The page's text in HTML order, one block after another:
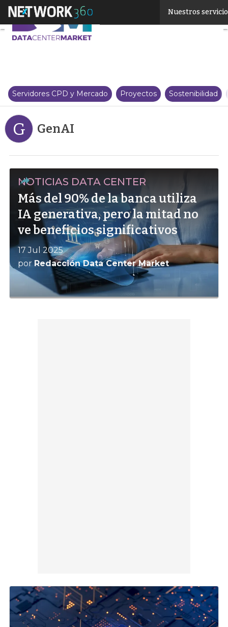
Nuestros
Servidores CPD y Mercado Proyectos Sostenibilidad
G GenAI
NOTICIAS DATA CENTER
Más del 90% de la banca utiliza
IA generativa, pero la mitad no
ve beneficios significativos
17 Jul 2025
por Redacción Data Center Market